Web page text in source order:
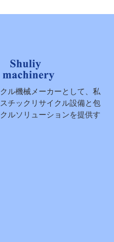
ル機械メーカーとして、私
チックリサイクル設備と包
ルソリューションを提供す